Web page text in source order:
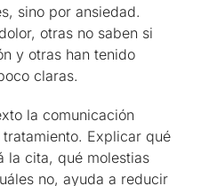
sino por ansiedad.
otras no saben si
y otras han tenido
claras.
la comunicación
Explicar qué
la cita, qué molestias
no, ayuda a reducir